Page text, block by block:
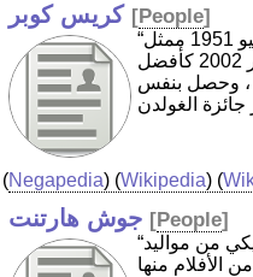
كريس كوبر [People]
“كريس كوبر ‏ من مواليد 9 يوليو 1951 ممثل
أمريكي، حاصل على جائزة الأوسكار 2002 كأفضل
، وحصل بنفس
(Negapedia) (Wikipedia) (
جوش هارتنت [People]
“جوش هارتنت بالإنجليزية ممثل أمريكي من مواليد
من الأفلام منها